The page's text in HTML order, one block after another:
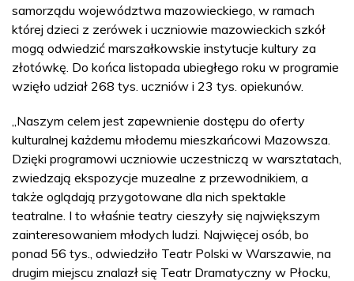
samorządu województwa mazowieckiego, w ramach
której dzieci z zerówek i uczniowie mazowieckich szkół
mogą odwiedzić marszałkowskie instytucje kultury za
złotówkę. Do końca listopada ubiegłego roku w programie
wzięło udział 268 tys. uczniów i 23 tys. opiekunów.
„Naszym celem jest zapewnienie dostępu do oferty
kulturalnej każdemu młodemu mieszkańcowi Mazowsza.
Dzięki programowi uczniowie uczestniczą w warsztatach,
zwiedzają ekspozycje muzealne z przewodnikiem, a
także oglądają przygotowane dla nich spektakle
teatralne. I to właśnie teatry cieszyły się największym
zainteresowaniem młodych ludzi. Najwięcej osób, bo
ponad 56 tys., odwiedziło Teatr Polski w Warszawie, na
drugim miejscu znalazł się Teatr Dramatyczny w Płocku,